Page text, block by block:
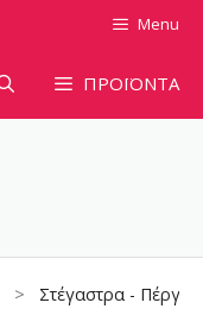
Menu
ΠΡΟΪΟΝΤΑ
> Στέγαστρα -